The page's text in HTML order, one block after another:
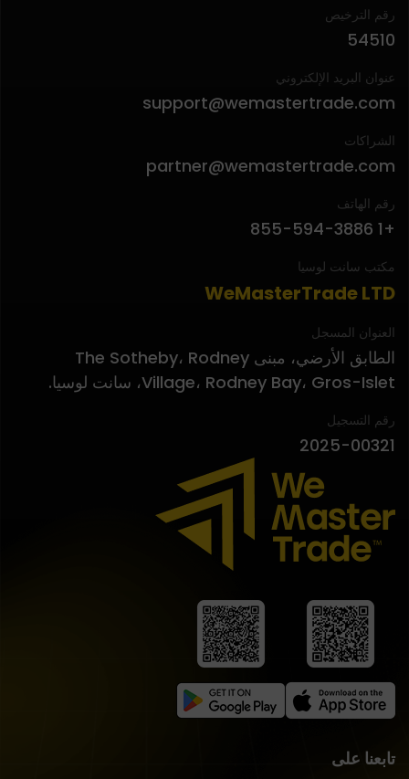
تابعنا على
رقم الترخيص
54510
عنوان البريد الإلكتروني
support@wemastertrade.com
الشراكات
partner@wemastertrade.com
رقم الهاتف
+1 855-594-3886
مكتب سانت لوسيا
WeMasterTrade LTD
العنوان المسجل
الطابق الأرضي، مبنى The Sotheby، Rodney
Village، Rodney Bay، Gros-Islet، سانت لوسيا.
رقم التسجيل
2025-00321